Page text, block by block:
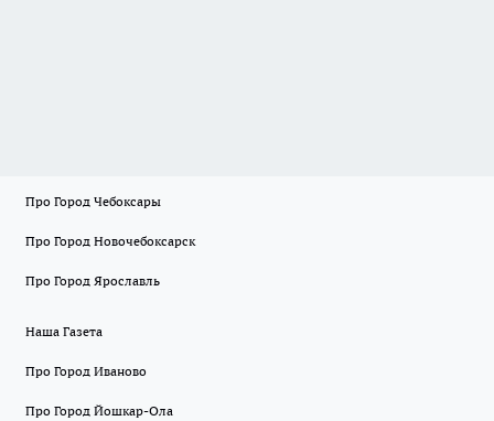
Про Город Чебоксары
Про Город Новочебоксарск
Про Город Ярославль
Наша Газета
Про Город Иваново
Про Город Йошкар-Ола